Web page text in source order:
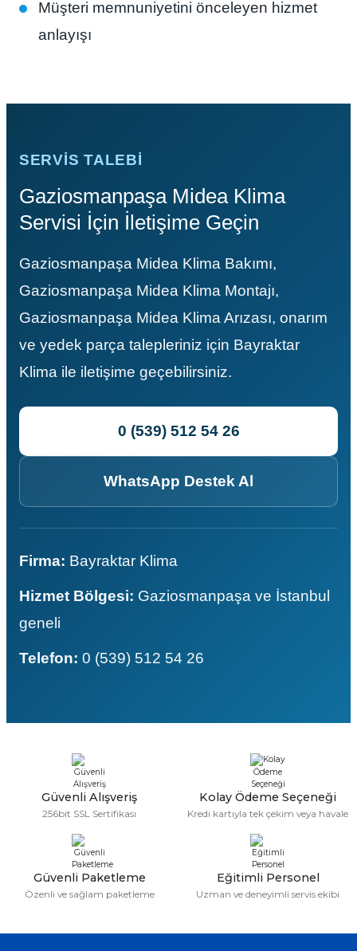
Müşteri memnuniyetini önceleyen hizmet
anlayışı
SERVIS TALEBI
Gaziosmanpaşa Midea Klima
Servisi İçin İletişime Geçin
Gaziosmanpaşa Midea Klima Bakımı,
Gaziosmanpaşa Midea Klima Montajı,
Gaziosmanpaşa Midea Klima Arızası, onarım
ve yedek parça talepleriniz için Bayraktar
Klima ile iletişime geçebilirsiniz.
0 (539) 512 54 26
WhatsApp Destek Al
Firma: Bayraktar Klima
Hizmet Bölgesi: Gaziosmanpaşa ve İstanbul
geneli
Telefon: 0 (539) 512 54 26
Güvenli Alışveriş
256bit SSL Sertifikası
Kolay Ödeme Seçeneği
Kredi kartıyla tek çekim veya havale
Güvenli Paketleme
Özenli ve sağlam paketleme
Eğitimli Personel
Uzman ve deneyimli servis ekibi